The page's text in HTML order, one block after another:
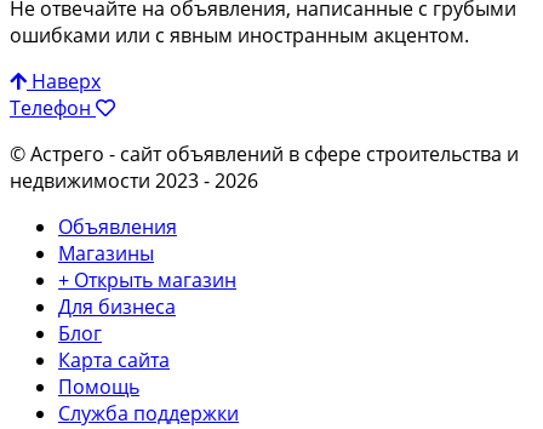
Не отвечайте на объявления, написанные с грубыми
ошибками или с явным иностранным акцентом.
Наверх
Телефон
© Астрего - сайт объявлений в сфере строительства и
недвижимости 2023 - 2026
Объявления
Магазины
+ Открыть магазин
Для бизнеса
Блог
Карта сайта
Помощь
Служба поддержки